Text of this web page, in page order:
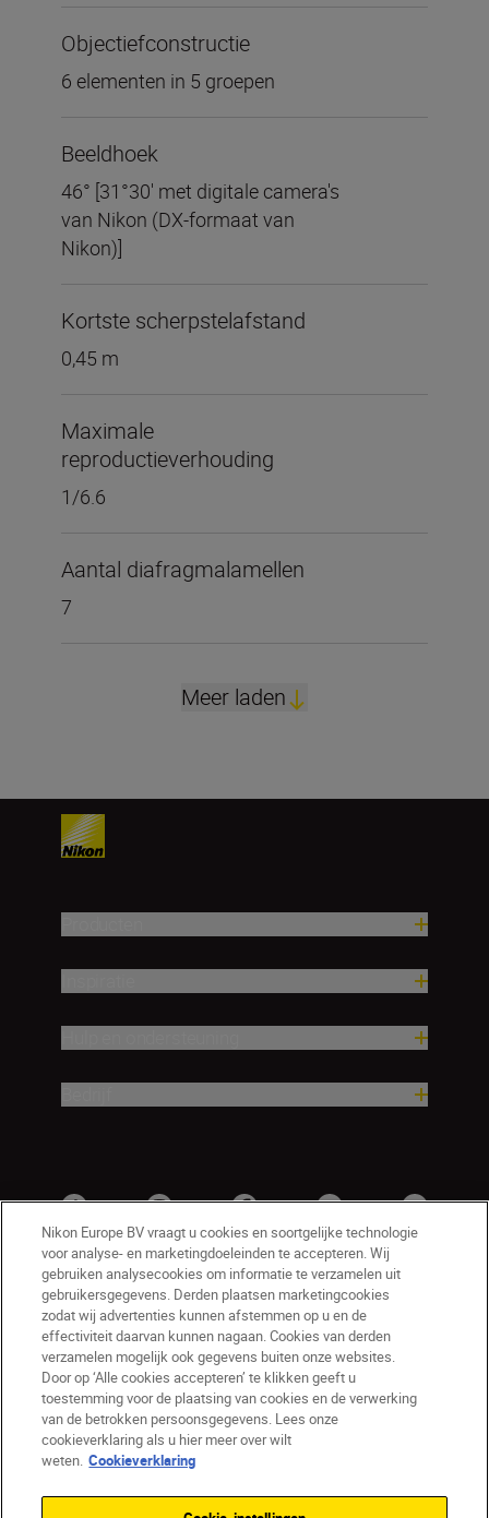
Objectiefconstructie
6 elementen in 5 groepen
Beeldhoek
46° [31°30' met digitale camera's
van Nikon (DX-formaat van
Nikon)]
Kortste scherpstelafstand
0,45 m
Maximale
reproductieverhouding
1/6.6
Aantal diafragmalamellen
7
Meer laden
BE(nl) Nikon Sites
Contact opnemen
Privacyverklaring
Gebruiksvoorwaarden
Nikon Store - Algemene voorwaarden
Cookieverklaring
Toegankelijkheid
Nikon Europe BV vraagt u cookies en soortgelijke technologie
voor analyse- en marketingdoeleinden te accepteren. Wij
gebruiken analysecookies om informatie te verzamelen uit
gebruikersgegevens. Derden plaatsen marketingcookies
zodat wij advertenties kunnen afstemmen op u en de
effectiviteit daarvan kunnen nagaan. Cookies van derden
verzamelen mogelijk ook gegevens buiten onze websites.
Door op ‘Alle cookies accepteren’ te klikken geeft u
toestemming voor de plaatsing van cookies en de verwerking
van de betrokken persoonsgegevens. Lees onze
cookieverklaring als u hier meer over wilt
weten. Cookieverklaring